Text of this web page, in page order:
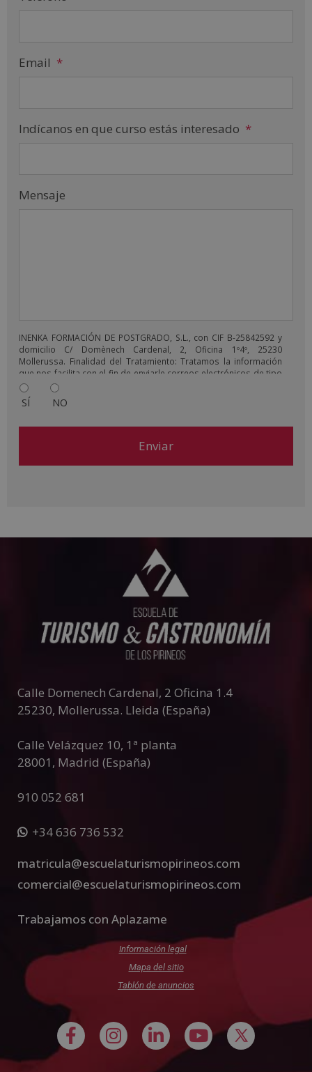
Email *
Indícanos en que curso estás interesado *
Mensaje
INENKA FORMACIÓN DE POSTGRADO, S.L., con CIF B-25842592 y
domicilio C/ Domènech Cardenal, 2, Oficina 1º4º, 25230
Mollerussa. Finalidad del Tratamiento: Tratamos la información
que nos facilita con el fin de enviarle correos electrónicos de tipo
comercial relacionado con los productos ofrecidos y otros tipo
de productos que fueran de su interés. Legitimación del
tratamiento: Consentimiento del interesado. Derechos: Puede
comercial@escuelaturismopirineos.com. Para más información
comercial (vía telefónica y/o email):
SÍ NO
Calle Domenech Cardenal, 2 Oficina 1.4
25230, Mollerussa. Lleida (España)
Calle Velázquez 10, 1ª planta
28001 , Madrid (España)
910 052 681
+34 636 736 532
matricula@escuelaturismopirineos.com
comercial@escuelaturismopirineos.com
Trabajamos con Aplazame
Información legal
Mapa del sitio
Tablón de anuncios